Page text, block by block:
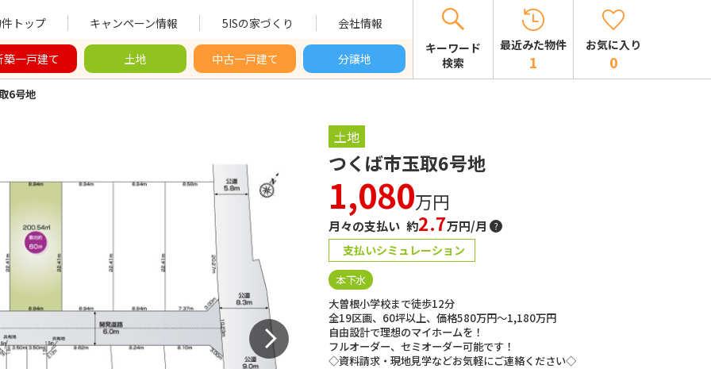
トップ キャンペーン情報 5ISの家づくり 会社情報
築一戸建て 土地 中古一戸建て 分譲地
キーワード
検索
最近みた物件
1
お気に入り
0
6号地
土地
つくば市玉取6号地
1,080万円
月々の支払い 約2.7万円/月
支払いシミュレーション
本下水
大曽根小学校まで徒歩12分
全19区画、60坪以上、価格580万円～1,180万円
自由設計で理想のマイホームを！
フルオーダー、セミオーダー可能です！
◇資料請求・現地見学などお気軽にご連絡ください◇